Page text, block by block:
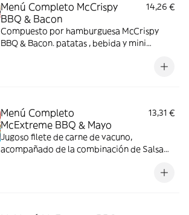
Menú Completo McCrispy
BBQ & Bacon
14,26 €
Compuesto por hamburguesa McCrispy
BBQ & Bacon. patatas , bebida y mini
Menú Completo
McExtreme BBQ & Mayo
13,31 €
Jugoso filete de carne de vacuno,
acompañado de la combinación de Salsa
doble de cheddar, lechuga fresca y tiras de